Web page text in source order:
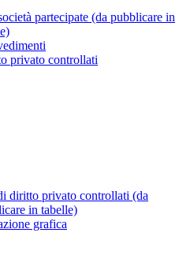
partecipate (da pubblicare in
privato controllati
diritto privato controllati (da
in tabelle)
grafica